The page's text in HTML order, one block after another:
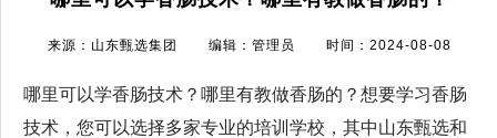
来源：山东甄选集团 编辑：管理员 时间：2024-08-08
哪里可以学香肠技术？哪里有教做香肠的？想要学习香肠
技术，您可以选择多家专业的培训学校，其中山东甄选和